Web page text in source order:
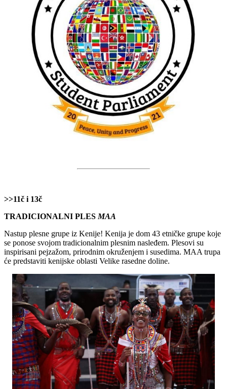
>>11č i 13č
TRADICIONALNI PLES MAA
Nastup plesne grupe iz Kenije! Kenija je dom 43 etničke grupe koje
se ponose svojom tradicionalnim plesnim nasleđem. Plesovi su
inspirisani pejzažom, prirodnim okruženjem i susedima. MAA trupa
će predstaviti kenijske oblasti Velike rasedne doline.